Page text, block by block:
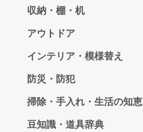
収納・棚・机
アウトドア
インテリア・模様替え
防災・防犯
掃除・手入れ・生活の知恵
豆知識・道具辞典